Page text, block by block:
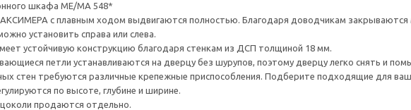
шкафа ME/MA 548*
с плавным ходом выдвигаются полностью. Благодаря доводчикам закрываются
установить справа или слева.
устойчивую конструкцию благодаря стенкам из ДСП толщиной 18 мм.
петли устанавливаются на дверцу без шурупов, поэтому дверцу легко снять и
стен требуются различные крепежные приспособления. Подберите подходящие для
по высоте, глубине и ширине.
продаются отдельно.